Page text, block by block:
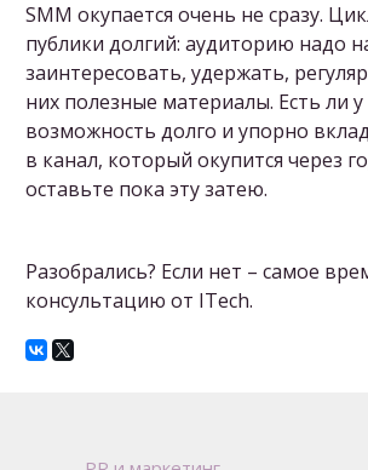
SMM окупается очень не сразу.
публики долгий: аудиторию надо
заинтересовать, удержать,
них полезные материалы. Есть ли у
возможность долго и упорно
в канал, который окупится через
оставьте пока эту затею.
Разобрались? Если нет – самое
консультацию от ITech.